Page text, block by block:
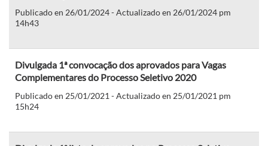
Publicado en 26/01/2024 - Actualizado en 26/01/2024 pm
14h43
Divulgada 1ª convocação dos aprovados para Vagas
Complementares do Processo Seletivo 2020
Publicado en 25/01/2021 - Actualizado en 25/01/2021 pm
15h24